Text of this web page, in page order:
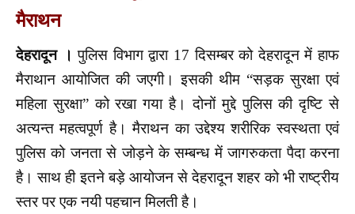
मैराथन
देहरादून । पुलिस विभाग द्वारा 17 दिसम्बर को देहरादून में हाफ
मैराथान आयोजित की जएगी। इसकी थीम “सड़क सुरक्षा एवं
महिला सुरक्षा” को रखा गया है। दोनों मुद्दे पुलिस की दृष्टि से
अत्यन्त महत्वपूर्ण है। मैराथन का उद्देश्य शरीरिक स्वस्थता एवं
पुलिस को जनता से जोड़ने के सम्बन्ध में जागरुकता पैदा करना
है। साथ ही इतने बड़े आयोजन से देहरादून शहर को भी राष्ट्रीय
स्तर पर एक नयी पहचान मिलती है।